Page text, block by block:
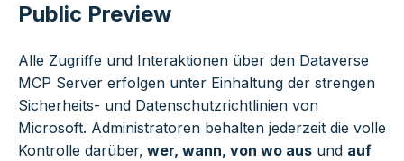
Public Preview
Alle Zugriffe und Interaktionen über den Dataverse
MCP Server erfolgen unter Einhaltung der strengen
Sicherheits- und Datenschutzrichtlinien von
Microsoft. Administratoren behalten jederzeit die volle
Kontrolle darüber, wer, wann, von wo aus und auf